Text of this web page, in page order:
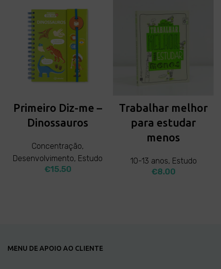
Primeiro Diz-me –
Dinossauros
Concentração,
Desenvolvimento, Estudo
€15.50
Trabalhar melhor
para estudar
menos
10-13 anos, Estudo
€8.00
MENU DE APOIO AO CLIENTE